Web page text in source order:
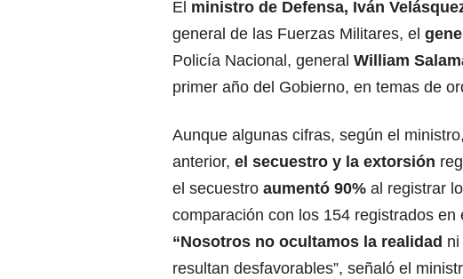
El ministro de Defensa, Iván
general de las Fuerzas Militares, el
Policía Nacional, general William
primer año del Gobierno, en temas de
Aunque algunas cifras, según el
anterior, el secuestro y la extorsión
el secuestro aumentó 90% al registrar
comparación con los 154 registrados
“Nosotros no ocultamos la realidad
resultan desfavorables”, señaló el